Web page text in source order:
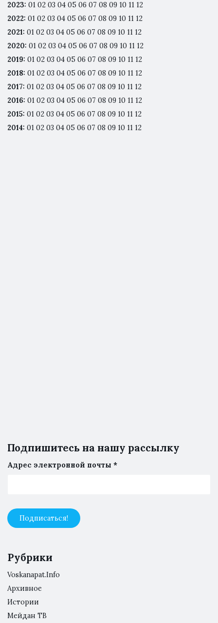
2023: 01 02 03 04 05 06 07 08 09 10 11 12
2022: 01 02 03 04 05 06 07 08 09 10 11 12
2021: 01 02 03 04 05 06 07 08 09 10 11 12
2020: 01 02 03 04 05 06 07 08 09 10 11 12
2019: 01 02 03 04 05 06 07 08 09 10 11 12
2018: 01 02 03 04 05 06 07 08 09 10 11 12
2017: 01 02 03 04 05 06 07 08 09 10 11 12
2016: 01 02 03 04 05 06 07 08 09 10 11 12
2015: 01 02 03 04 05 06 07 08 09 10 11 12
2014: 01 02 03 04 05 06 07 08 09 10 11 12
Подпишитесь на нашу рассылку
Адрес электронной почты *
Рубрики
Voskanapat.Info
Архивное
Истории
Мейдан ТВ